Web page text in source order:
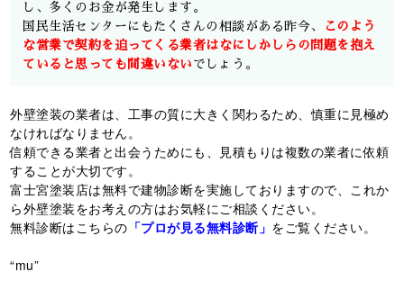
し、多くのお金が発生します。
国民生活センターにもたくさんの相談がある昨今、
このよう
な営業で契約を迫ってくる業者はなにしかしらの問題を抱え
ていると思っても間違いない でしょう。
外壁塗装の業者は、工事の質に大きく関わるため、慎重に見極め
なければなりません。
信頼できる業者と出会うためにも、見積もりは複数の業者に依頼
することが大切です。
富士宮塗装店は無料で建物診断を実施しておりますので、これか
ら外壁塗装をお考えの方はお気軽にご相談ください。
無料診断はこちらの 「プロが見る無料診断」 をご覧ください。
“mu”